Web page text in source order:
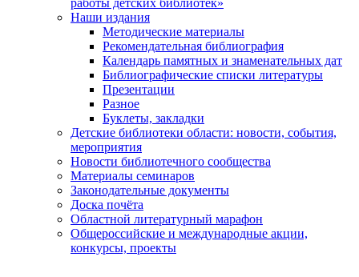
работы детских библиотек»
Наши издания
Методические материалы
Рекомендательная библиография
Календарь памятных и знаменательных дат
Библиографические списки литературы
Презентации
Разное
Буклеты, закладки
Детские библиотеки области: новости, события,
мероприятия
Новости библиотечного сообщества
Материалы семинаров
Законодательные документы
Доска почёта
Областной литературный марафон
Общероссийские и международные акции,
конкурсы, проекты